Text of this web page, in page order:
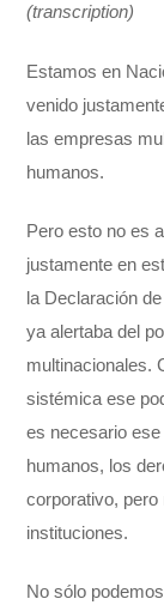
(transcription)
Estamos en
venido
las empresas
humanos.
Pero esto no es
justamente en
la Declaración
ya alertaba del
multinacionales.
sistémica ese
es necesario
humanos, los
corporativo,
instituciones.
No sólo